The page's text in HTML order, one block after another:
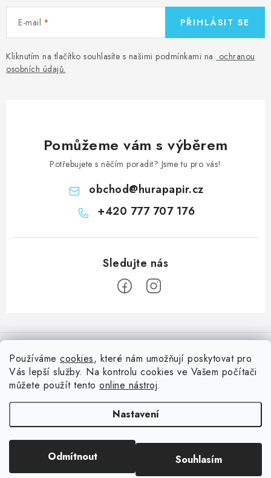
Používáme cookies, které nám umožňují poskytovat pro
Vás lepší služby. Na kontrolu cookies ve Vašem počítači
můžete použít tento online nástroj.
Nastavení
Odmítnout Souhlasím
E-mail
Kliknutím na tlačítko souhlasíte s našimi podmínkami na ochranou
osobních údajů.
PŘIHLÁSIT SE
Pomůžeme vám s výběrem
Potřebujete s něčím poradit? Jsme tu pro vás!
obchod@hurapapir.cz
+420 777 707 176
á
Doprava
Oblíbené ♥️
Hodnocení obchodu
Nepřehlédněte
Blog s nápady a návody
Slovník pojmů, české návody
Reklamace a vrácení zboží
Vytvořil Shoptet
. Všechna práva vyhrazena.Upravit nastavení